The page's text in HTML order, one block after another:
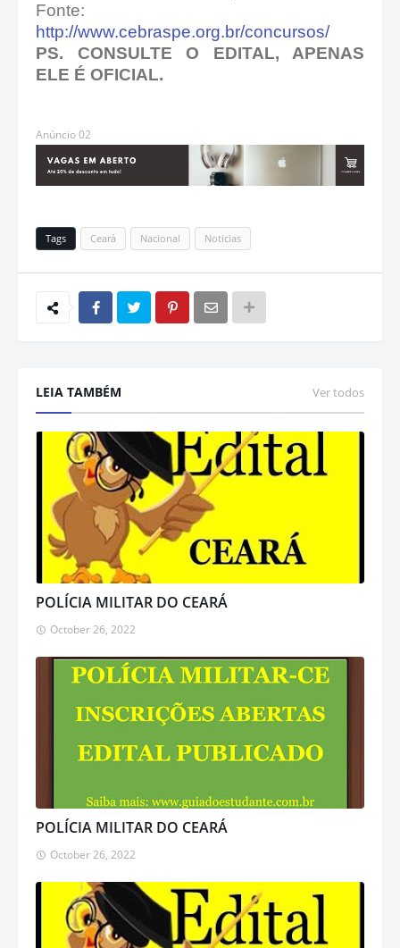
Fonte:
http://www.cebraspe.org.br/concursos/
PS. CONSULTE O EDITAL, APENAS
ELE É OFICIAL.
Anúncio 02
Tags Ceará Nacional Noticias
LEIA TAMBÉM Ver todos
POLÍCIA MILITAR DO CEARÁ
October 26, 2022
POLÍCIA MILITAR DO CEARÁ
October 26, 2022